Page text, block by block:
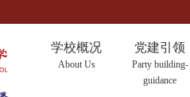
学校概况
About Us
党建引领
Party building-
guidance